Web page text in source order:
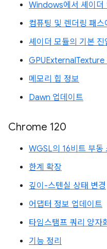
Windows에서 셰이더
컴퓨팅 및 렌더링 패
셰이더 모듈의 기본 진
GPUExternalTexture
메모리 힙 정보
Dawn 업데이트
Chrome 120
WGSL의 16비트 부동
한계 확장
깊이-스텐실 상태 변경
어댑터 정보 업데이트
타임스탬프 쿼리 양자
기능 정리